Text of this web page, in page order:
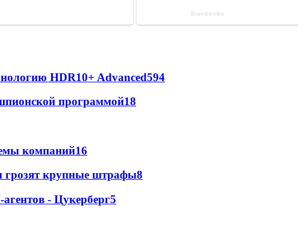
HDR10+ Advanced594
программой18
компаний16
грозят крупные штрафы8
- Цукерберг5